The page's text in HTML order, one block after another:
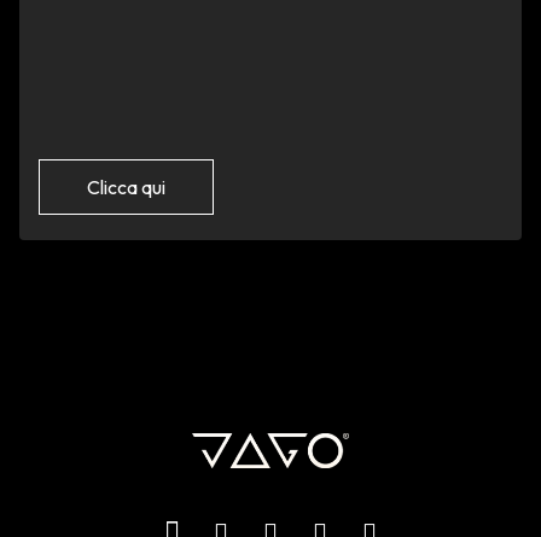
Clicca qui